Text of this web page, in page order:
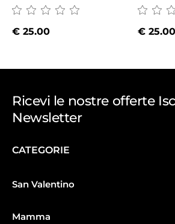
€25.00 € 25.00
Ricevi le nostre offerte
Newsletter
CATEGORIE
San Valentino
Mamma